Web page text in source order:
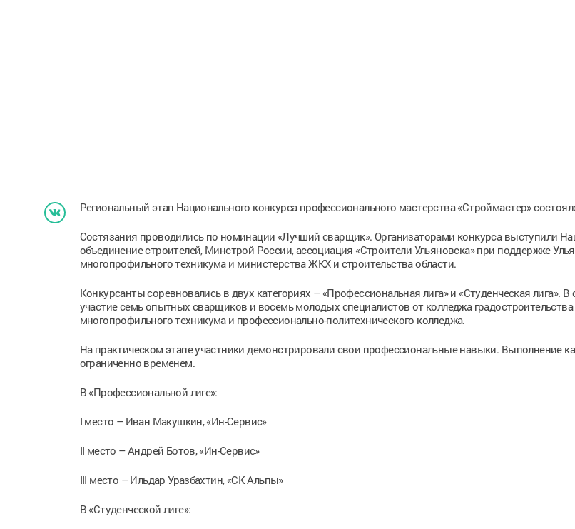
Региональный этап Национального конкурса профессионального мастерства «Строймастер»
Состязания проводились по номинации «Лучший сварщик». Организаторами конкурса выступили
объединение строителей, Минстрой России, ассоциация «Строители Ульяновска» при поддержке
многопрофильного техникума и министерства ЖКХ и строительства области.
Конкурсанты соревновались в двух категориях – «Профессиональная лига» и «Студенческая лига».
участие семь опытных сварщиков и восемь молодых специалистов от колледжа градостроительства
многопрофильного техникума и профессионально-политехнического колледжа.
На практическом этапе участники демонстрировали свои профессиональные навыки. Выполнение
ограниченно временем.
В «Профессиональной лиге»:
I место – Иван Макушкин, «Ин-Сервис»
II место – Андрей Ботов, «Ин-Сервис»
III место – Ильдар Уразбахтин, «СК Альпы»
В «Студенческой лиге»: